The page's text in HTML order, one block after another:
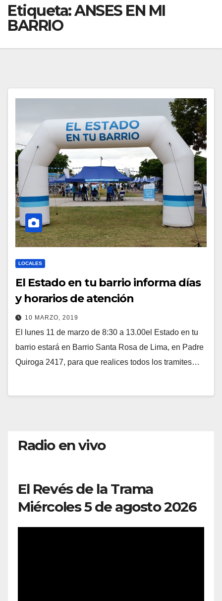
Etiqueta:ANSES EN MI
BARRIO
LOCALES
El Estado en tu barrio informa días
y horarios de atención
10 MARZO, 2019
El lunes 11 de marzo de 8:30 a 13.00el Estado en tu
barrio estará en Barrio Santa Rosa de Lima, en Padre
Quiroga 2417, para que realices todos los tramites…
Radio en vivo
El Revés de la Trama
Miércoles 5 de agosto 2026